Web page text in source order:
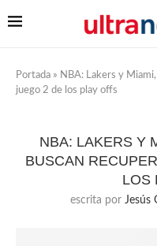
Portada » NBA: Lakers y
juego 2 de los play offs
NBA: LAKERS Y
BUSCAN
LOS
escrita por Jesús